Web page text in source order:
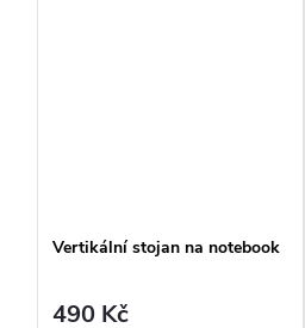
Vertikální stojan na notebook
490 Kč